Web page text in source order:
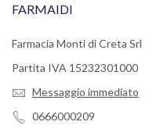
FARMAIDI
Farmacia Monti di Creta Srl
Partita IVA 15232301000
Messaggio immediato
0666000209